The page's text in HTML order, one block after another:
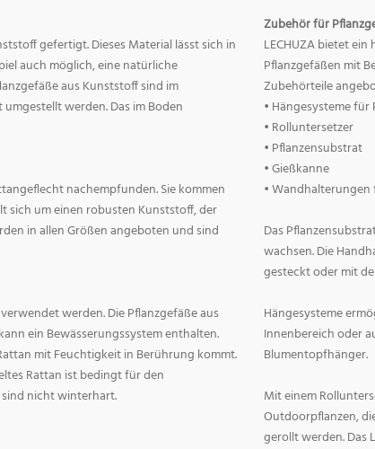
gefertigt. Dieses Material lässt sich in
auch möglich, eine natürliche
aus Kunststoff sind im
werden. Das im Boden
nachempfunden. Sie kommen
sich um einen robusten Kunststoff, der
in allen Größen angeboten und sind
werden. Die Pflanzgefäße aus
ein Bewässerungssystem enthalten.
mit Feuchtigkeit in Berührung kommt.
Rattan ist bedingt für den
sind nicht winterhart.
Zubehör für
LECHUZA bietet
Pflanzgefäßen mit
Zubehörteile
• Hängesysteme
• Rolluntersetzer
• Pflanzensubstrat
• Gießkanne
•
Das
wachsen. Die
gesteckt oder mit
Hängesysteme
Innenbereich oder
Blumentopfhänger.
Mit einem
Outdoorpflanzen,
gerollt werden. Das